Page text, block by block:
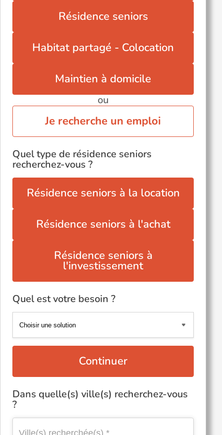
Résidence seniors
Habitat partagé - Colocation
Maintien à domicile
ou
Je recherche un emploi
Quel type de résidence seniors
recherchez-vous ?
Résidence seniors à la location
Résidence seniors à l'achat
Résidence seniors à
l'investissement
Quel est votre besoin ?
Continuer
Dans quelle(s) ville(s) recherchez-vous
?